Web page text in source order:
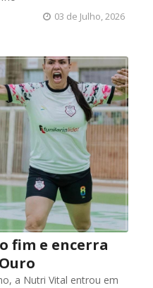
03 de Julho, 2026
fim e encerra
a Nutri Vital entrou em